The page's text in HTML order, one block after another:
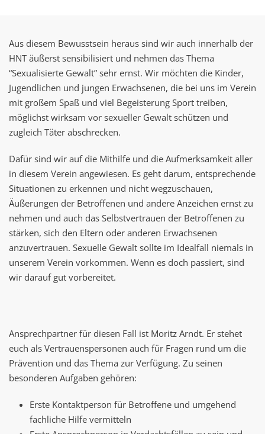
Aus diesem Bewusstsein heraus sind wir auch innerhalb der
HNT äußerst sensibilisiert und nehmen das Thema
“Sexualisierte Gewalt” sehr ernst. Wir möchten die Kinder,
Jugendlichen und jungen Erwachsenen, die bei uns im Verein
mit großem Spaß und viel Begeisterung Sport treiben,
möglichst wirksam vor sexueller Gewalt schützen und
zugleich Täter abschrecken.
Dafür sind wir auf die Mithilfe und die Aufmerksamkeit aller
in diesem Verein angewiesen. Es geht darum, entsprechende
Situationen zu erkennen und nicht wegzuschauen,
Äußerungen der Betroffenen und andere Anzeichen ernst zu
nehmen und auch das Selbstvertrauen der Betroffenen zu
stärken, sich den Eltern oder anderen Erwachsenen
anzuvertrauen. Sexuelle Gewalt sollte im Idealfall niemals in
unserem Verein vorkommen. Wenn es doch passiert, sind
wir darauf gut vorbereitet.
Ansprechpartner für diesen Fall ist Moritz Arndt. Er stehet
euch als Vertrauenspersonen auch für Fragen rund um die
Prävention und das Thema zur Verfügung. Zu seinen
besonderen Aufgaben gehören:
Erste Kontaktperson für Betroffene und umgehend
fachliche Hilfe vermitteln